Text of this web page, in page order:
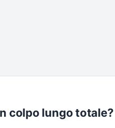
colpo lungo totale?